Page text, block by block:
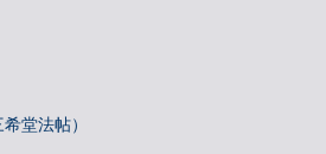
堂法帖）